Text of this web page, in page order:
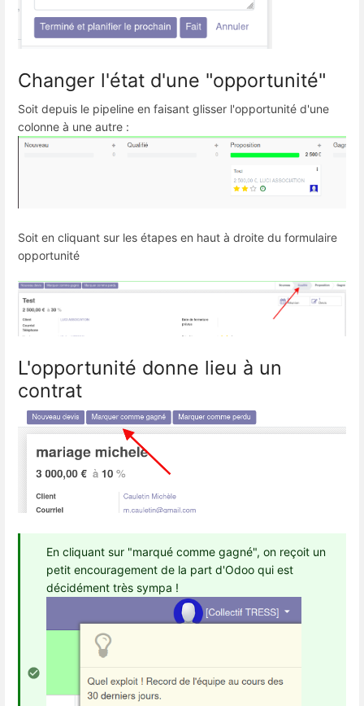
Changer l'état d'une "opportunité"
Soit depuis le pipeline en faisant glisser l'opportunité d'une
colonne à une autre :
Soit en cliquant sur les étapes en haut à droite du formulaire
opportunité
L'opportunité donne lieu à un
contrat
En cliquant sur "marqué comme gagné", on reçoit un
petit encouragement de la part d'Odoo qui est
décidément très sympa !